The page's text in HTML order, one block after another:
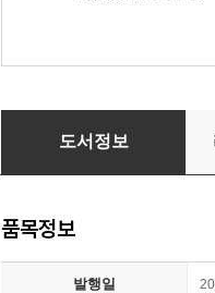
너무 빨리 배우는 아이들
도서정보
품목정보
발행일